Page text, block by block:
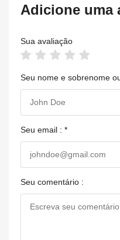
Adicione uma
Sua avaliação
Seu nome e sobrenome
Seu email : *
Seu comentário :